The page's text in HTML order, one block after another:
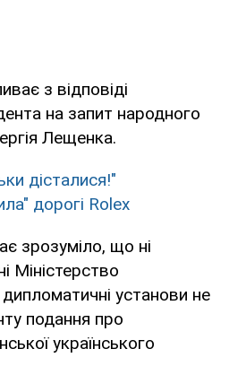
з відповіді
на запит народного
Лещенка.
дісталися!"
дорогі Rolex
зрозуміло, що ні
Міністерство
дипломатичні установи не
подання про
українського